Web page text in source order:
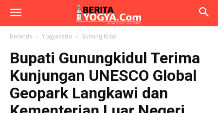
Beranda Yogyakarta Gunung Kidul
Bupati Gunungkidul Terima
Kunjungan UNESCO Global
Geopark Langkawi dan